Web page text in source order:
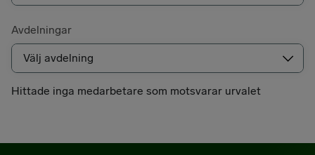
Avdelningar
Hittade inga medarbetare som motsvarar urvalet